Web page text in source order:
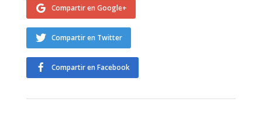
Compartir en Google+
Compartir en Twitter
Compartir en Facebook